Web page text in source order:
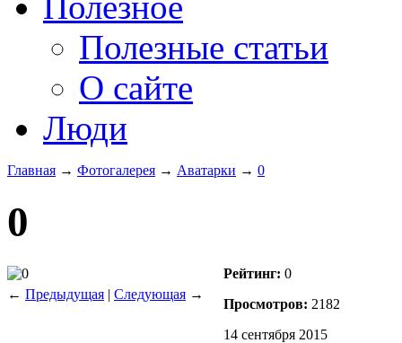
Полезные статьи
О сайте
Люди
Главная → Фотогалерея → Аватарки → 0
0
← Предыдущая | Следующая →
Рейтинг: 0
Просмотров: 2182
14 сентября 2015